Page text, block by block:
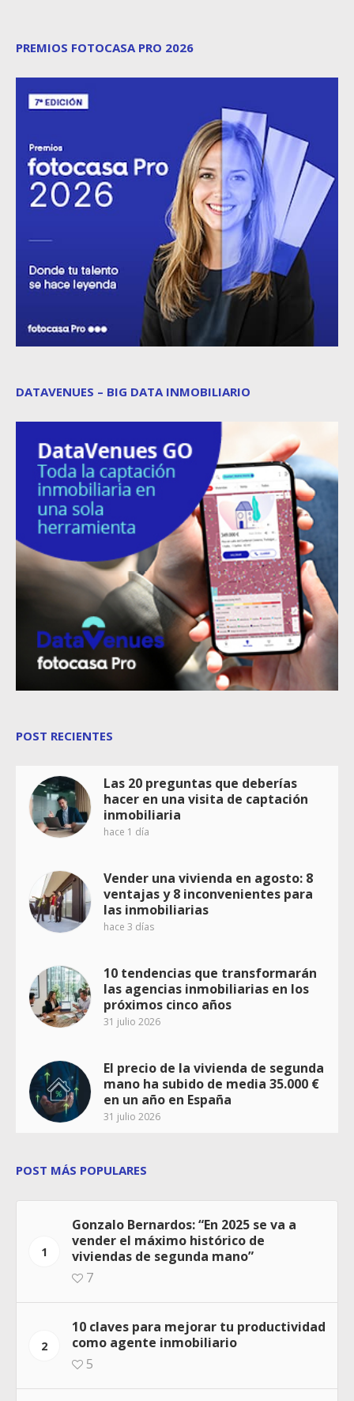
PREMIOS FOTOCASA PRO 2026
DATAVENUES – BIG DATA INMOBILIARIO
POST RECIENTES
Las 20 preguntas que deberías
hacer en una visita de captación
inmobiliaria
hace 1 día
Vender una vivienda en agosto: 8
ventajas y 8 inconvenientes para
las inmobiliarias
hace 3 días
10 tendencias que transformarán
las agencias inmobiliarias en los
próximos cinco años
31 julio 2026
El precio de la vivienda de segunda
mano ha subido de media 35.000 €
en un año en España
31 julio 2026
POST MÁS POPULARES
1
Gonzalo Bernardos: “En 2025 se va a
vender el máximo histórico de
viviendas de segunda mano”
7
2
10 claves para mejorar tu productividad
como agente inmobiliario
5